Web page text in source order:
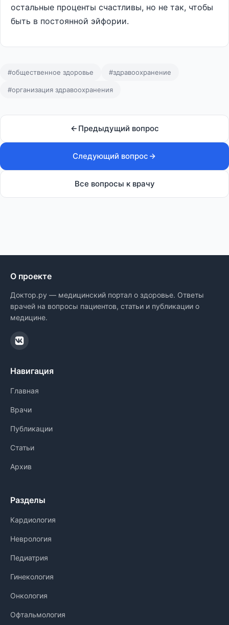
остальные проценты счастливы, но не так, чтобы
быть в постоянной эйфории.
#общественное здоровье #здравоохранение
#организация здравоохранения
Предыдущий вопрос
Следующий вопрос
Все вопросы к врачу
О проекте
Доктор.ру — медицинский портал о здоровье. Ответы
врачей на вопросы пациентов, статьи и публикации о
медицине.
Навигация
Главная
Врачи
Публикации
Статьи
Архив
Разделы
Кардиология
Неврология
Педиатрия
Гинекология
Онкология
Офтальмология